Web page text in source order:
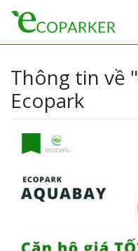
Thông tin về
Ecopark